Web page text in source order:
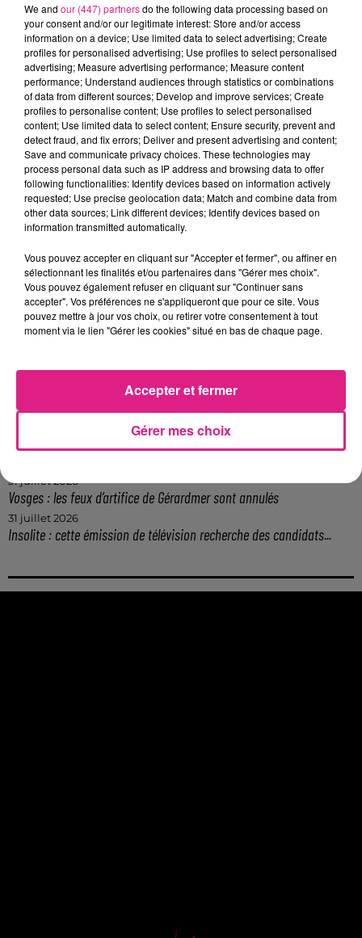
Crédit :Stéphane Leydecker
FIL ACTUS
6 août 2026
Metz : une distribution de lunette gratuite pour voir l’éclipse
5 août 2026
Casting de Woof : l'Euro-Métropole de Metz part à la recherche de...
4 août 2026
4 août 2026
Officiel : le lac de Madine reporte son feu d’artifice
4 août 2026
Eclipse Solaire du 12 août : où voir ce phénomène en Lorraine ?
31 juillet 2026
Vosges : les feux d’artifice de Gérardmer sont annulés
31 juillet 2026
Insolite : cette émission de télévision recherche des candidats...
We and our (447) partnersdo the following data processing based on
your consent and/or our legitimate interest: Store and/or access
information on a device; Use limited data to select advertising; Create
profiles for personalised advertising; Use profiles to select personalised
advertising; Measure advertising performance; Measure content
performance; Understand audiences through statistics or combinations
of data from different sources; Develop and improve services; Create
profiles to personalise content; Use profiles to select personalised
content; Use limited data to select content; Ensure security, prevent and
detect fraud, and fix errors; Deliver and present advertising and content;
Save and communicate privacy choices. These technologies may
process personal data such as IP address and browsing data to offer
following functionalities: Identify devices based on information actively
requested; Use precise geolocation data; Match and combine data from
other data sources; Link different devices; Identify devices based on
information transmitted automatically.
Vous pouvez accepter en cliquant sur "Accepter et fermer", ou affiner en
sélectionnant les finalités et/ou partenaires dans "Gérer mes choix".
Vous pouvez également refuser en cliquant sur "Continuer sans
accepter". Vos préférences ne s'appliqueront que pour ce site. Vous
pouvez mettre à jour vos choix, ou retirer votre consentement à tout
moment via le lien "Gérer les cookies" situé en bas de chaque page.
Gérer mes choix
Accepter et fermer